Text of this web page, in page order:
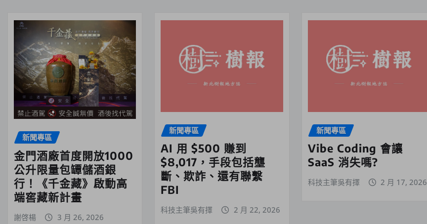
新聞專區
金門酒廠首度開放1000
公升限量包罈儲酒銀
行！《千金藏》啟動高
端窖藏新計畫
謝啓楊 3 月 26, 2026
新聞專區
AI 用 $500 賺到
$8,017，手段包括壟
斷、欺詐、還有聯繫
FBI
科技主筆吳有擇 2 月 22, 2026
新聞專區
Vibe Coding 會讓
SaaS 消失嗎?
科技主筆吳有擇 2 月 17, 2026